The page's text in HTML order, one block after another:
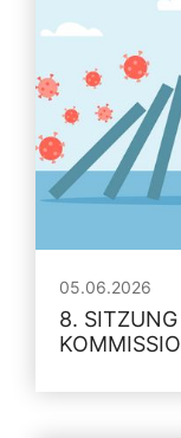
05.06.2026
8.